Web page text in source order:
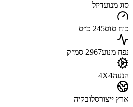
סוג מנועדיזל
כוח סוס245 כ״ס
נפח מנוע2967 סמ״ק
הנעה4X4
ארץ ייצורסלובקיה